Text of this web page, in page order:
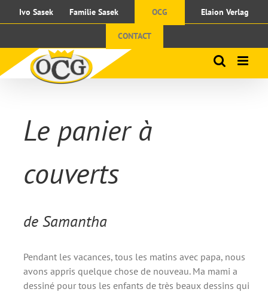
Passer
au
Ivo Sasek Familie Sasek OCG Elaion Verlag
CONTACT
Le panier à
couverts
de Samantha
Pendant les vacances, tous les matins avec papa, nous
avons appris quelque chose de nouveau. Ma mami a
dessiné pour tous les enfants de très beaux dessins qui